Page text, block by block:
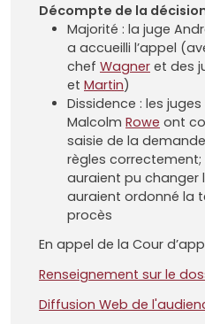
Décompte de la
Majorité : la juge
a accueilli l’appel
chef Wagner et des
et Martin)
Dissidence : les juges
Malcolm Rowe ont
saisie de la
règles
auraient pu changer
auraient ordonné la
procès
En appel de la Cour
Renseignement sur le
Diffusion Web de